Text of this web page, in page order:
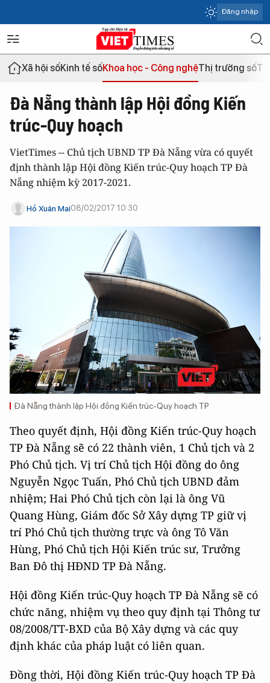
Đăng nhập
Xã hội sốKinh tế sốKhoa học - Công nghệThị trường số
Đà Nẵng thành lập Hội đồng Kiến
trúc-Quy hoạch
VietTimes -- Chủ tịch UBND TP Đà Nẵng vừa có quyết
định thành lập Hội đồng Kiến trúc-Quy hoạch TP Đà
Nẵng nhiệm kỳ 2017-2021.
Hồ Xuân Mai08/02/2017 10:30
Đà Nẵng thành lập Hội đồng Kiến trúc-Quy hoạch TP
Theo quyết định, Hội đồng Kiến trúc-Quy hoạch
TP Đà Nẵng sẽ có 22 thành viên, 1 Chủ tịch và 2
Phó Chủ tịch. Vị trí Chủ tịch Hội đồng do ông
Nguyễn Ngọc Tuấn, Phó Chủ tịch UBND đảm
nhiệm; Hai Phó Chủ tịch còn lại là ông Vũ
Quang Hùng, Giám đốc Sở Xây dựng TP giữ vị
trí Phó Chủ tịch thường trực và ông Tô Văn
Hùng, Phó Chủ tịch Hội Kiến trúc sư, Trưởng
Ban Đô thị HĐND TP Đà Nẵng.
Hội đồng Kiến trúc-Quy hoạch TP Đà Nẵng sẽ có
chức năng, nhiệm vụ theo quy định tại Thông tư
08/2008/TT-BXD của Bộ Xây dựng và các quy
định khác của pháp luật có liên quan.
Đồng thời, Hội đồng Kiến trúc-Quy hoạch TP Đà